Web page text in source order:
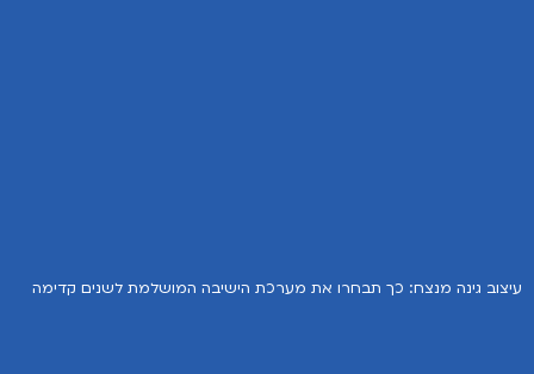
עיצוב גינה מנצח: כך תבחרו את מערכת הישיבה המושלמת לשנים קדימה